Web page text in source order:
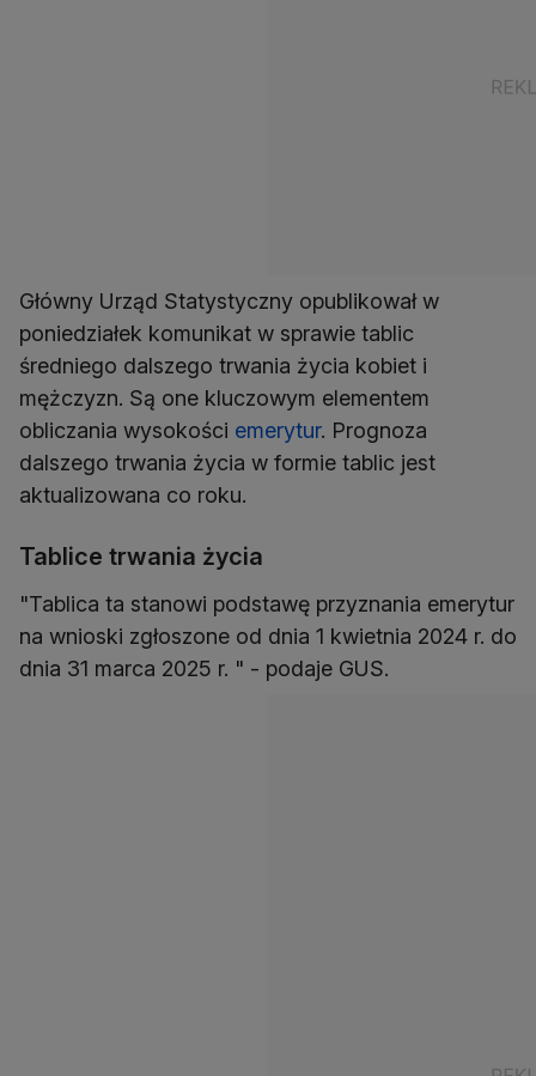
Główny Urząd Statystyczny opublikował w
poniedziałek komunikat w sprawie tablic
średniego dalszego trwania życia kobiet i
mężczyzn. Są one kluczowym elementem
obliczania wysokości emerytur. Prognoza
dalszego trwania życia w formie tablic jest
aktualizowana co roku.
Tablice trwania życia
"Tablica ta stanowi podstawę przyznania emerytur
na wnioski zgłoszone od dnia 1 kwietnia 2024 r. do
dnia 31 marca 2025 r. " - podaje GUS.